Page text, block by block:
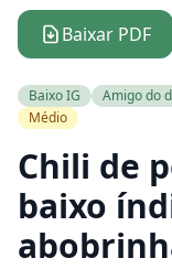
Baixar PDF
Baixo IG Amigo do
Médio
Chili de
baixo